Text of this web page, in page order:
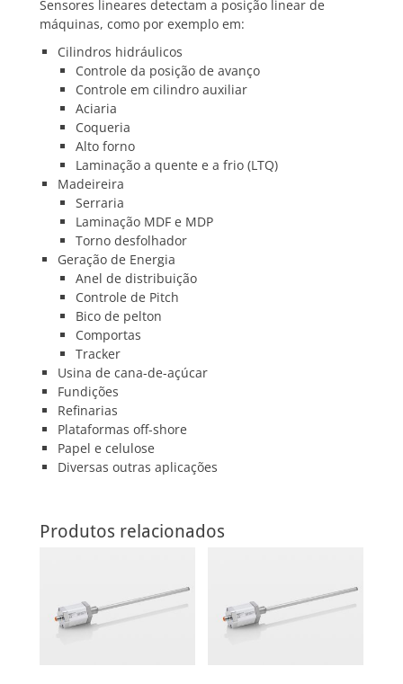
Sensores lineares detectam a posição linear de
máquinas, como por exemplo em:
Cilindros hidráulicos
Controle da posição de avanço
Controle em cilindro auxiliar
Aciaria
Coqueria
Alto forno
Laminação a quente e a frio (LTQ)
Madeireira
Serraria
Laminação MDF e MDP
Torno desfolhador
Geração de Energia
Anel de distribuição
Controle de Pitch
Bico de pelton
Comportas
Tracker
Usina de cana-de-açúcar
Fundições
Refinarias
Plataformas off-shore
Papel e celulose
Diversas outras aplicações
Produtos relacionados